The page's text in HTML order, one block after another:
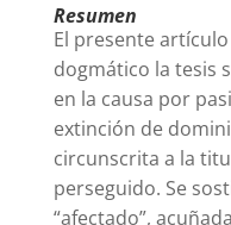
Resumen
El presente
dogmático la tesis
en la causa por
extinción de
circunscrita a la
perseguido. Se
“afectado”,